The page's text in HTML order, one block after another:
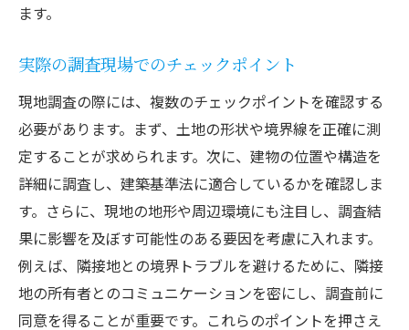
ます。
実際の調査現場でのチェックポイント
現地調査の際には、複数のチェックポイントを確認する
必要があります。まず、土地の形状や境界線を正確に測
定することが求められます。次に、建物の位置や構造を
詳細に調査し、建築基準法に適合しているかを確認しま
す。さらに、現地の地形や周辺環境にも注目し、調査結
果に影響を及ぼす可能性のある要因を考慮に入れます。
例えば、隣接地との境界トラブルを避けるために、隣接
地の所有者とのコミュニケーションを密にし、調査前に
同意を得ることが重要です。これらのポイントを押さえ